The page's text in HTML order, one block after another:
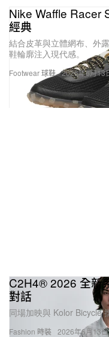
Footwear 球鞋
Nike Waffle Racer
經典
結合皮革與立體網布、外
鞋輪廓注入現代感。
2026年6月13
Fashion 時裝
C2H4® 2026 全新
對話
同場加映與 Kolor Bicycle
2026年6月13日